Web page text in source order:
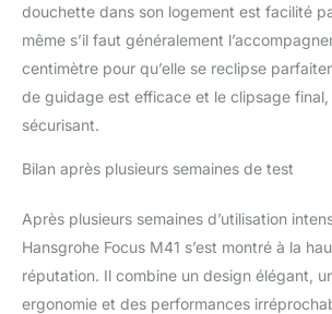
douchette dans son logement est facilité
même s’il faut généralement
centimètre pour qu’elle se reclipse
de guidage est efficace et le clipsage
sécurisant.
Bilan après plusieurs semaines de test
Après plusieurs semaines d’utilisation
Hansgrohe Focus M41 s’est montré à la
réputation. Il combine un design élégant,
ergonomie et des performances